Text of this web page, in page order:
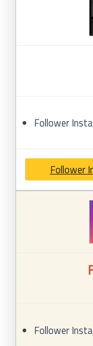
Follower
Follower
Follower